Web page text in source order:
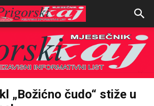
„Božićno čudo“ stiže u